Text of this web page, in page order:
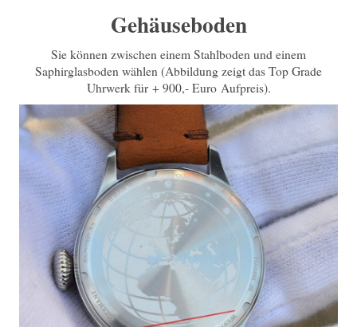
Gehäuseboden
Sie können zwischen einem Stahlboden und einem
Saphirglasboden wählen (Abbildung zeigt das Top Grade
Uhrwerk für + 900,- Euro Aufpreis).